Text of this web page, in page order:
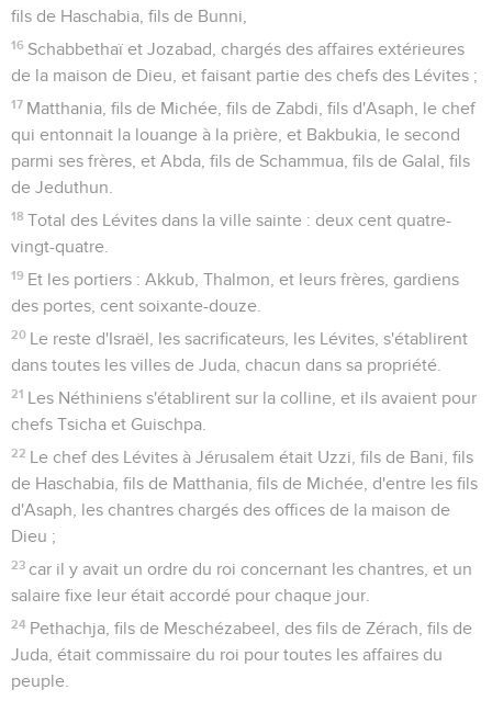
fils de Haschabia, fils de Bunni,
16 Schabbethaï et Jozabad, chargés des affaires extérieures
de la maison de Dieu, et faisant partie des chefs des Lévites ;
17 Matthania, fils de Michée, fils de Zabdi, fils d'Asaph, le chef
qui entonnait la louange à la prière, et Bakbukia, le second
parmi ses frères, et Abda, fils de Schammua, fils de Galal, fils
de Jeduthun.
18 Total des Lévites dans la ville sainte : deux cent quatre-
vingt-quatre.
19 Et les portiers : Akkub, Thalmon, et leurs frères, gardiens
des portes, cent soixante-douze.
20 Le reste d'Israël, les sacrificateurs, les Lévites, s'établirent
dans toutes les villes de Juda, chacun dans sa propriété.
21 Les Néthiniens s'établirent sur la colline, et ils avaient pour
chefs Tsicha et Guischpa.
22 Le chef des Lévites à Jérusalem était Uzzi, fils de Bani, fils
de Haschabia, fils de Matthania, fils de Michée, d'entre les fils
d'Asaph, les chantres chargés des offices de la maison de
Dieu ;
23 car il y avait un ordre du roi concernant les chantres, et un
salaire fixe leur était accordé pour chaque jour.
24 Pethachja, fils de Meschézabeel, des fils de Zérach, fils de
Juda, était commissaire du roi pour toutes les affaires du
peuple.